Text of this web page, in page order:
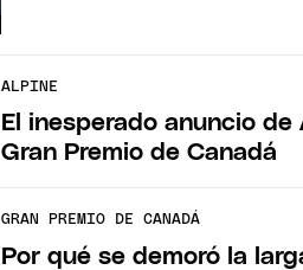
ALPINE
El inesperado anuncio
Gran Premio de Canadá
GRAN PREMIO DE CANADÁ
Por qué se demoró la